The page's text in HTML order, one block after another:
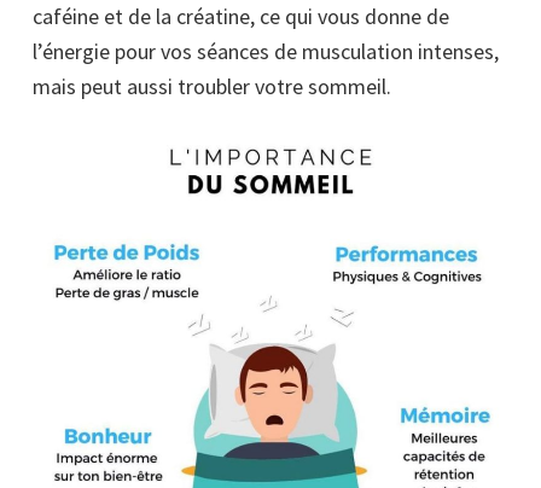
caféine et de la créatine, ce qui vous donne de
l’énergie pour vos séances de musculation intenses,
mais peut aussi troubler votre sommeil.